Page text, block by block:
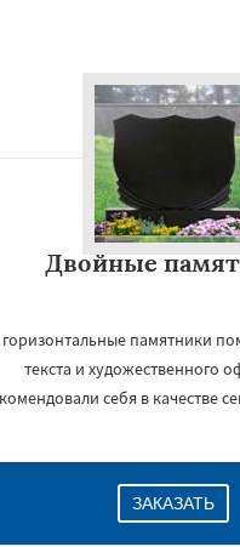
Двойные
памятники
текста и художественного
себя в качестве
ЗАКАЗАТЬ